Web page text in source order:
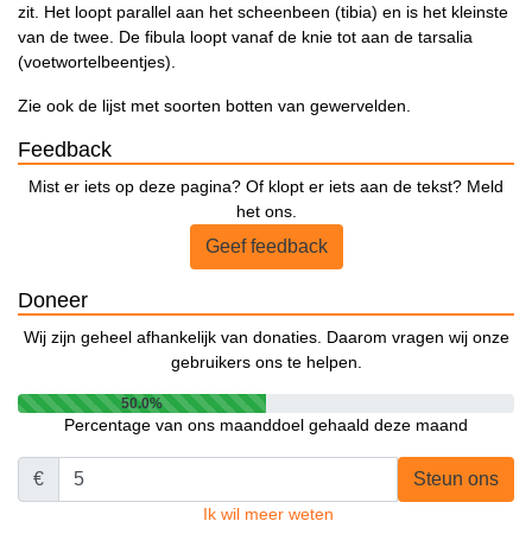
zit. Het loopt parallel aan het scheenbeen (tibia) en is het kleinste
van de twee. De fibula loopt vanaf de knie tot aan de tarsalia
(voetwortelbeentjes).
Zie ook de lijst met soorten botten van gewervelden.
Feedback
Mist er iets op deze pagina? Of klopt er iets aan de tekst? Meld
het ons.
Geef feedback
Doneer
Wij zijn geheel afhankelijk van donaties. Daarom vragen wij onze
gebruikers ons te helpen.
50.0%
Percentage van ons maanddoel gehaald deze maand
€ Steun ons
Ik wil meer weten